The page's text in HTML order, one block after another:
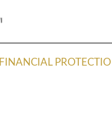
FINANCIAL